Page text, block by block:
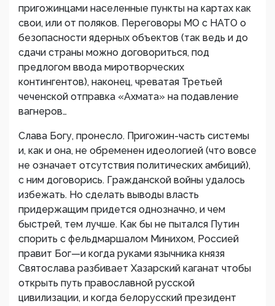
пригожинцами населенные пункты на картах как
свои, или от поляков. Переговоры МО с НАТО о
безопасности ядерных объектов (так ведь и до
сдачи страны можно договориться, под
предлогом ввода миротворческих
контингентов), наконец, чреватая Третьей
чеченской отправка «Ахмата» на подавление
вагнеров…
Слава Богу, пронесло. Пригожин-часть системы
и, как и она, не обременен идеологией (что вовсе
не означает отсутствия политических амбиций),
с ним договорись. Гражданской войны удалось
избежать. Но сделать выводы власть
придержащим придется однозначно, и чем
быстрей, тем лучше. Как бы не пытался Путин
спорить с фельдмаршалом Минихом, Россией
правит Бог—и когда руками язычника князя
Святослава разбивает Хазарский каганат чтобы
открыть путь православной русской
цивилизации, и когда белорусский президент